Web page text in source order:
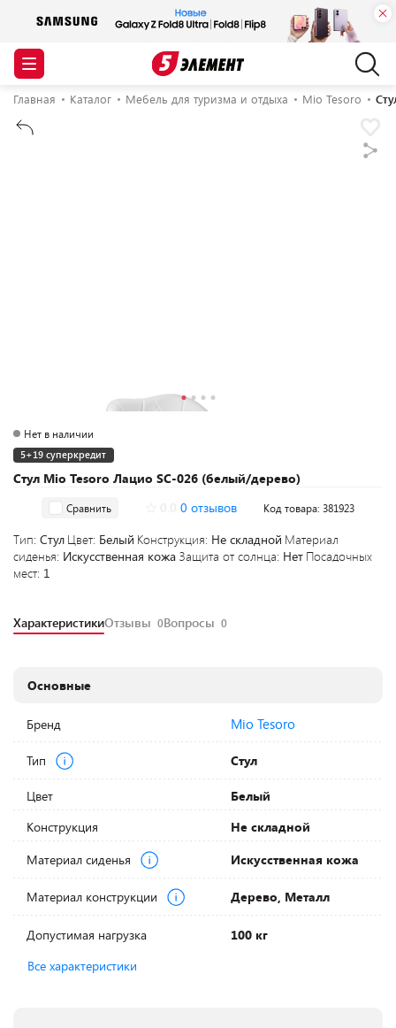
Главная Каталог Мебель для туризма и отдыха Mio Tesoro
Стул Mio Tesoro Лацио SC-026 (белый/дерево)
Нет в наличии
5+19 суперкредит
Сравнить 0 отзывов Код товара: 381923
Тип: Стул Цвет: Белый Конструкция: Не складной Материал
сиденья: Искусственная кожа Защита от солнца: Нет Посадочных
мест: 1
ХарактеристикиОтзывы 0Вопросы 0
Основные
Бренд Mio Tesoro
Тип Стул
Цвет
Белый
Конструкция
Не складной
Материал сиденья
Искусственная кожа
Материал конструкции Дерево, Металл
Допустимая нагрузка
100 кг
Все характеристики